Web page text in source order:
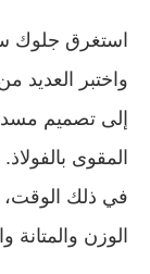
استغرق جلوك
واختبر العديد
إلى تصميم
المقوى
في ذلك الوقت،
الوزن والمتانة